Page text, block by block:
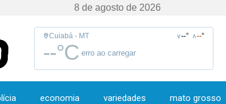
Cuiabá - MT ∨--° ∧--°
--°C erro ao carregar
economia variedades mato grosso
8 de agosto de 2026